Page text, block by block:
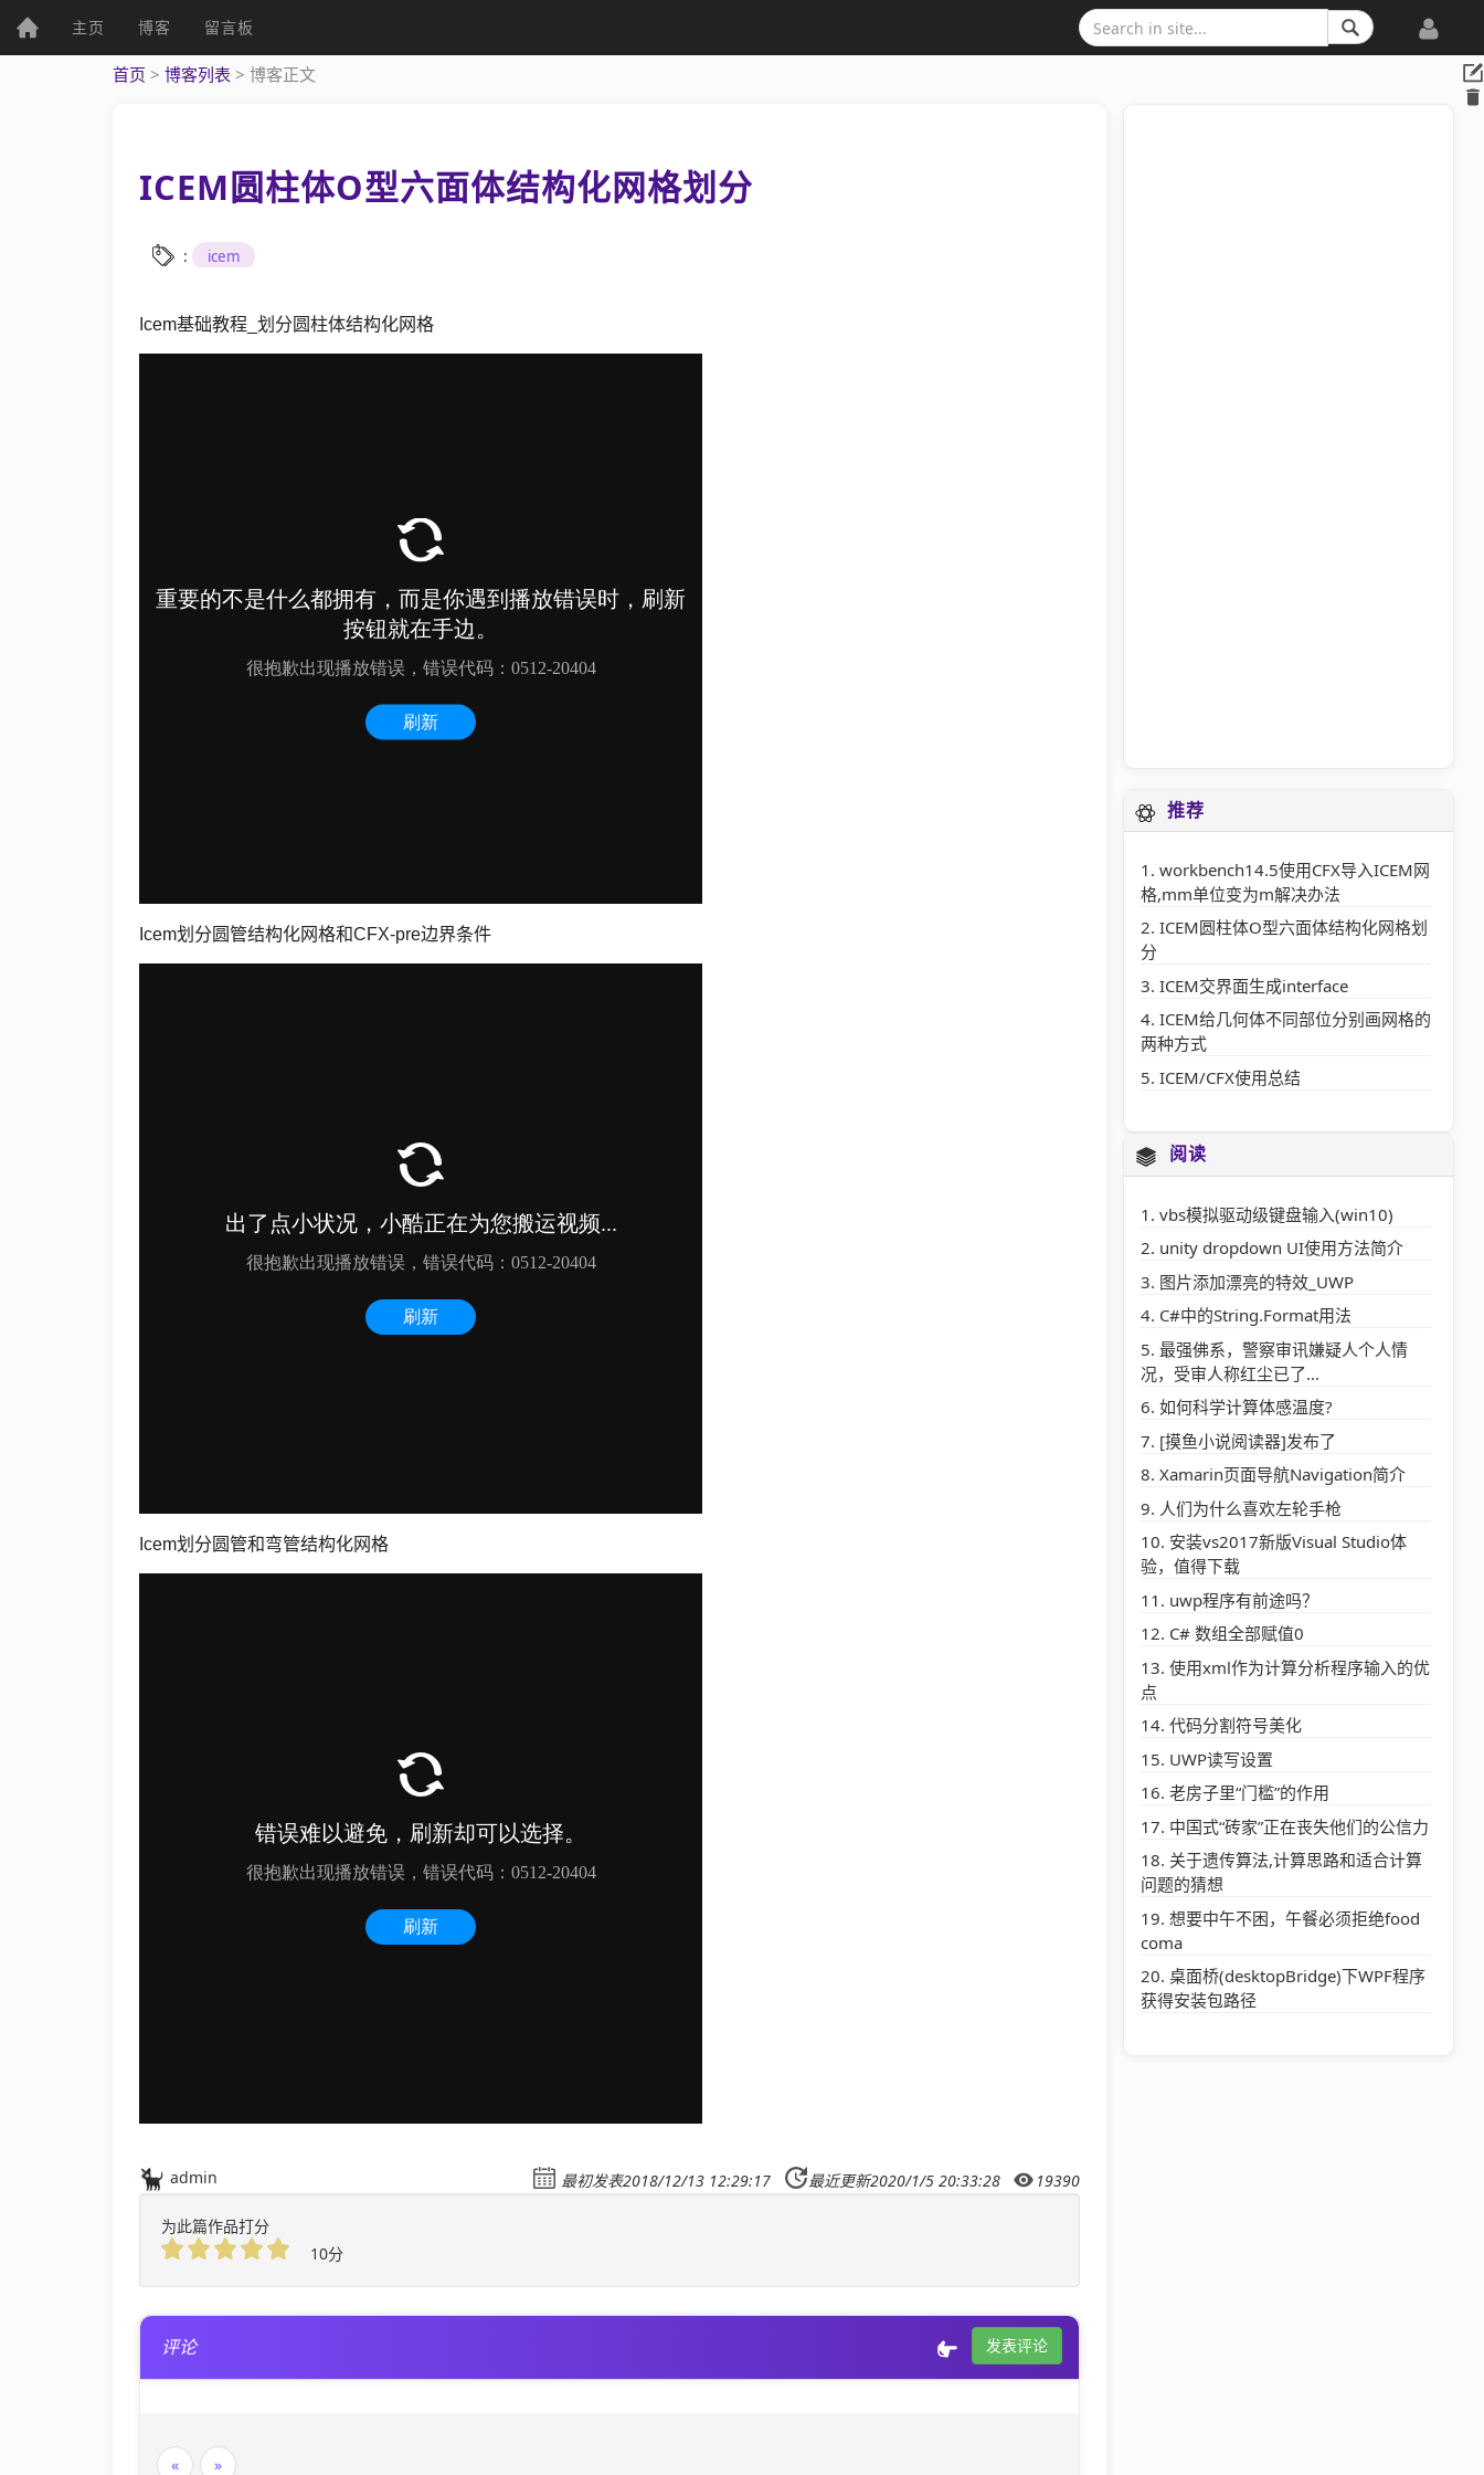
个人资料
(current)
主页 博客 留言板
首页 > 博客列表 > 博客正文
ICEM圆柱体O型六面体结构化网格划分
: icem
Icem基础教程_划分圆柱体结构化网格
Icem划分圆管结构化网格和CFX-pre边界条件
Icem划分圆管和弯管结构化网格
admin 最初发表2018/12/13 12:29:17 最近更新2020/1/5 20:33:28 19390
为此篇作品打分
10分
评论 发表评论
« »
推荐
workbench14.5使用CFX导入ICEM网
格,mm单位变为m解决办法
ICEM圆柱体O型六面体结构化网格划
分
ICEM交界面生成interface
ICEM给几何体不同部位分别画网格的
两种方式
ICEM/CFX使用总结
阅读
vbs模拟驱动级键盘输入(win10)
unity dropdown UI使用方法简介
图片添加漂亮的特效_UWP
C#中的String.Format用法
最强佛系，警察审讯嫌疑人个人情
况，受审人称红尘已了...
如何科学计算体感温度?
[摸鱼小说阅读器]发布了
Xamarin页面导航Navigation简介
人们为什么喜欢左轮手枪
安装vs2017新版Visual Studio体
验，值得下载
uwp程序有前途吗？
C# 数组全部赋值0
使用xml作为计算分析程序输入的优
点
代码分割符号美化
UWP读写设置
老房子里“门槛”的作用
中国式“砖家”正在丧失他们的公信力
关于遗传算法,计算思路和适合计算
问题的猜想
想要中午不困，午餐必须拒绝food
coma
桌面桥(desktopBridge)下WPF程序
获得安装包路径